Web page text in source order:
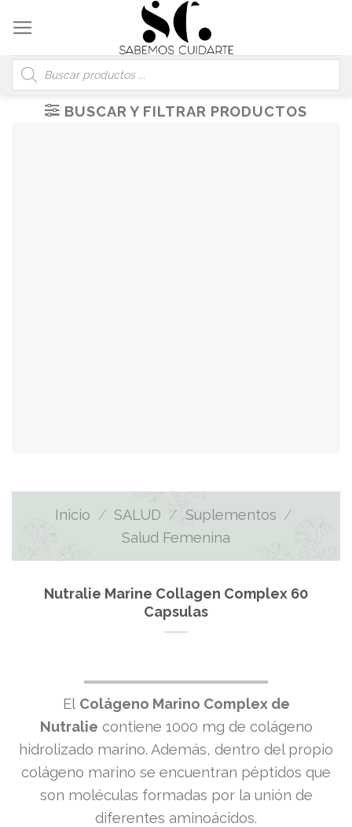
content
Búsqueda
de
productos
BUSCAR Y FILTRAR PRODUCTOS
Inicio / SALUD / Suplementos /
Salud Femenina
Nutralie Marine Collagen Complex 60
Capsulas
El Colágeno Marino Complex de
Nutralie contiene 1000 mg de colágeno
hidrolizado marino. Además, dentro del propio
colágeno marino se encuentran péptidos que
son moléculas formadas por la unión de
diferentes aminoácidos.